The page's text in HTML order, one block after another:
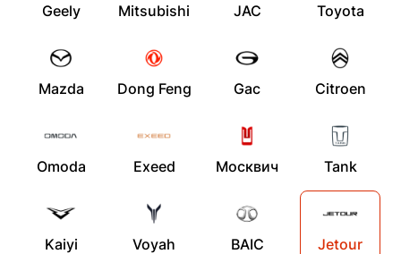
Geely Mitsubishi JAC Toyota
Mazda Dong Feng Gac Citroen
Omoda Exeed Москвич Tank
Kaiyi Voyah BAIC Jetour